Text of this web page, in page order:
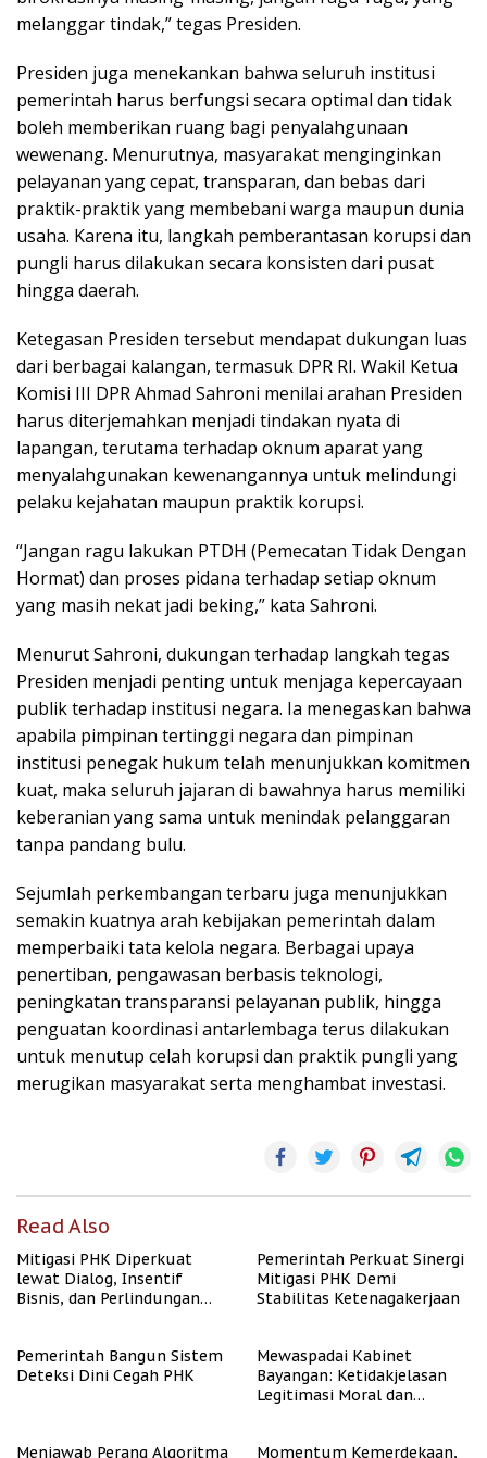
melanggar tindak,” tegas Presiden.
Presiden juga menekankan bahwa seluruh institusi
pemerintah harus berfungsi secara optimal dan tidak
boleh memberikan ruang bagi penyalahgunaan
wewenang. Menurutnya, masyarakat menginginkan
pelayanan yang cepat, transparan, dan bebas dari
praktik-praktik yang membebani warga maupun dunia
usaha. Karena itu, langkah pemberantasan korupsi dan
pungli harus dilakukan secara konsisten dari pusat
hingga daerah.
Ketegasan Presiden tersebut mendapat dukungan luas
dari berbagai kalangan, termasuk DPR RI. Wakil Ketua
Komisi III DPR Ahmad Sahroni menilai arahan Presiden
harus diterjemahkan menjadi tindakan nyata di
lapangan, terutama terhadap oknum aparat yang
menyalahgunakan kewenangannya untuk melindungi
pelaku kejahatan maupun praktik korupsi.
“Jangan ragu lakukan PTDH (Pemecatan Tidak Dengan
Hormat) dan proses pidana terhadap setiap oknum
yang masih nekat jadi beking,” kata Sahroni.
Menurut Sahroni, dukungan terhadap langkah tegas
Presiden menjadi penting untuk menjaga kepercayaan
publik terhadap institusi negara. Ia menegaskan bahwa
apabila pimpinan tertinggi negara dan pimpinan
institusi penegak hukum telah menunjukkan komitmen
kuat, maka seluruh jajaran di bawahnya harus memiliki
keberanian yang sama untuk menindak pelanggaran
tanpa pandang bulu.
Sejumlah perkembangan terbaru juga menunjukkan
semakin kuatnya arah kebijakan pemerintah dalam
memperbaiki tata kelola negara. Berbagai upaya
penertiban, pengawasan berbasis teknologi,
peningkatan transparansi pelayanan publik, hingga
penguatan koordinasi antarlembaga terus dilakukan
untuk menutup celah korupsi dan praktik pungli yang
merugikan masyarakat serta menghambat investasi.
Read Also
Mitigasi PHK Diperkuat
lewat Dialog, Insentif
Bisnis, dan Perlindungan
Pemerintah Perkuat Sinergi
Mitigasi PHK Demi
Stabilitas Ketenagakerjaan
Pemerintah Bangun Sistem
Deteksi Dini Cegah PHK
Mewaspadai Kabinet
Bayangan: Ketidakjelasan
Legitimasi Moral dan
Menjawab Perang Algoritma
Momentum Kemerdekaan,